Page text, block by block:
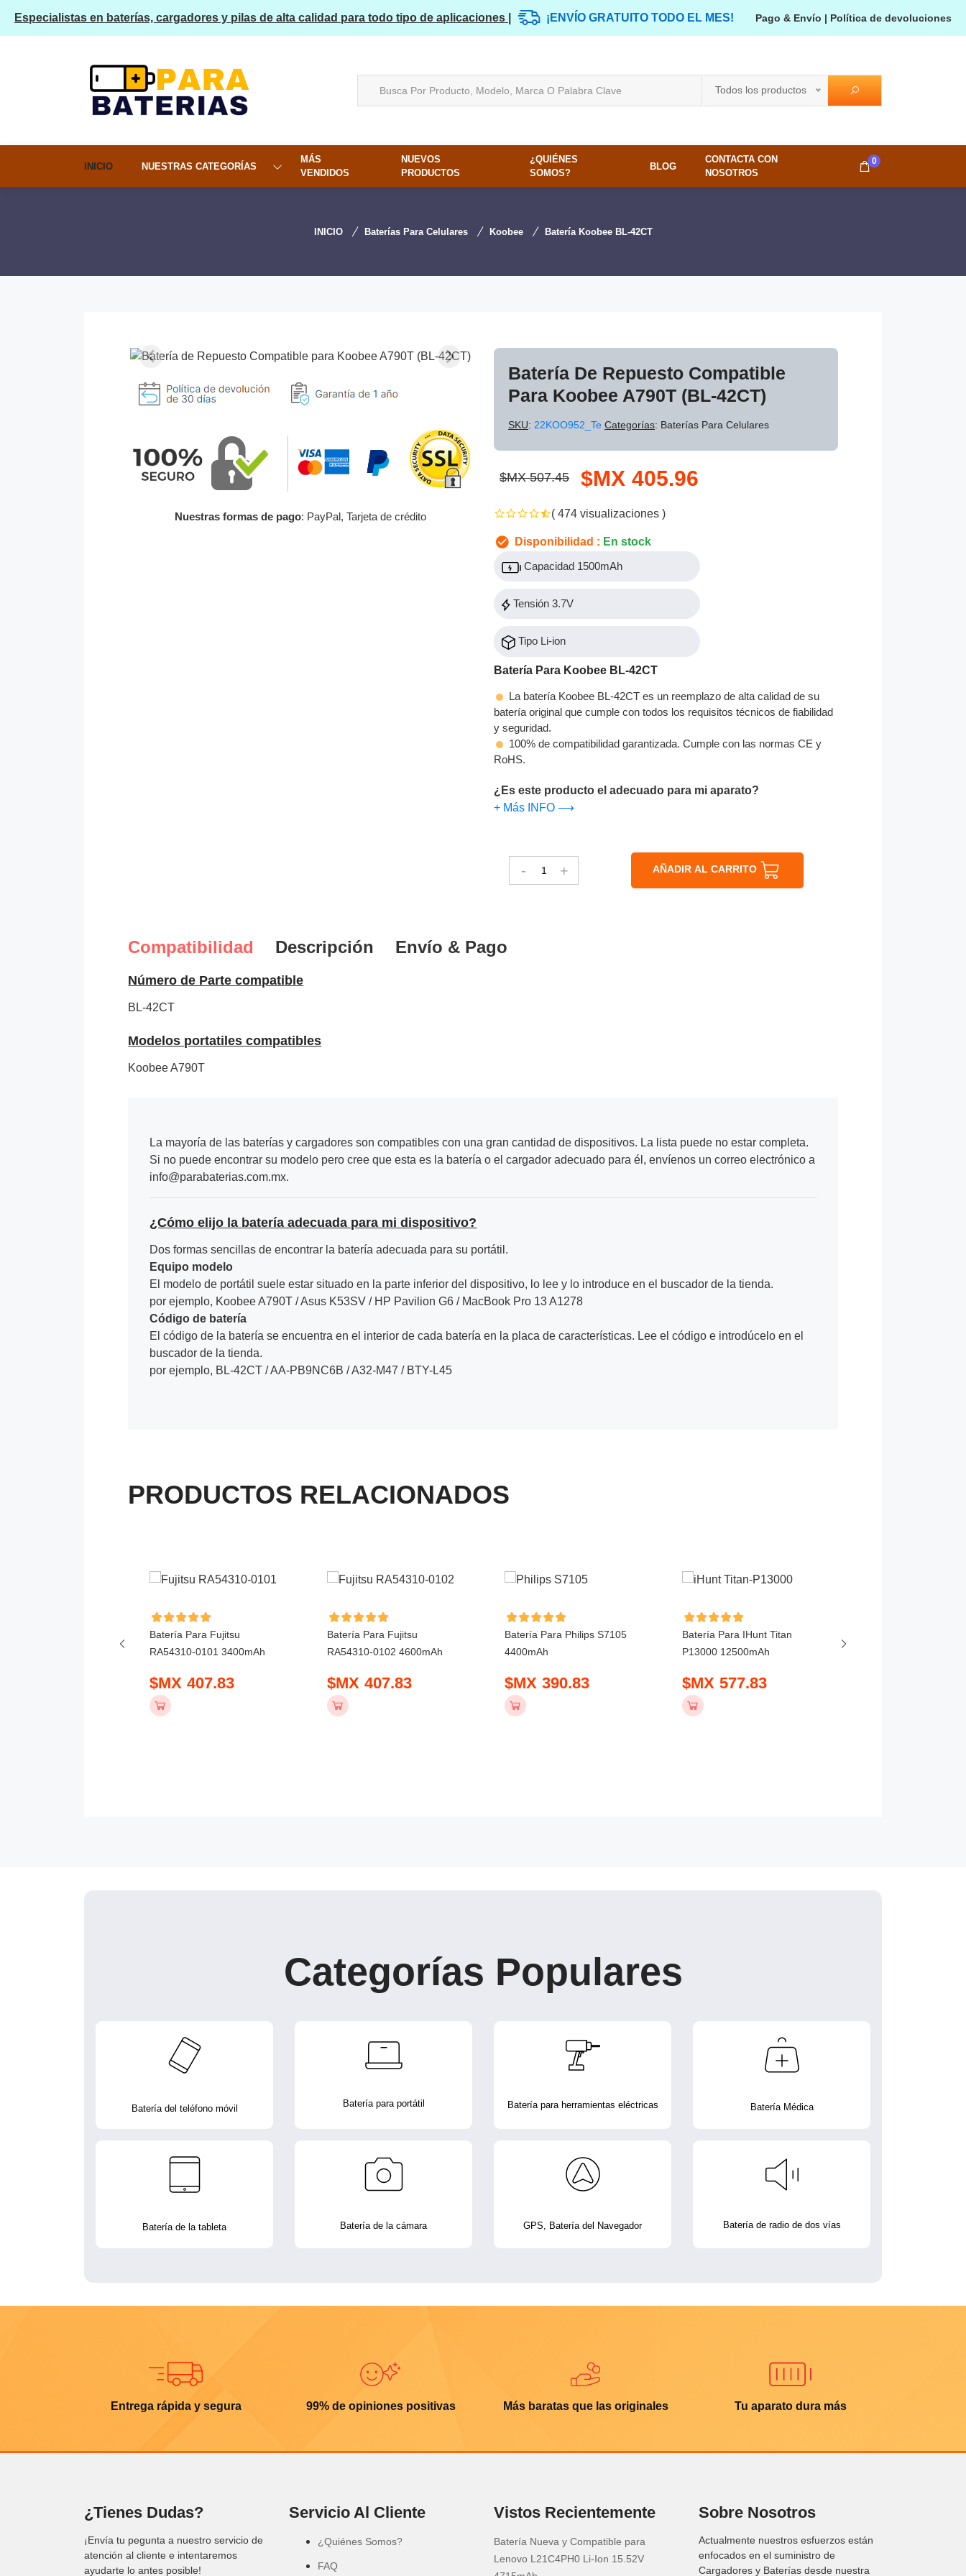
Especialistas en baterías, cargadores y pilas de alta calidad para todo tipo de aplicaciones | ¡ENVÍO GRATUITO TODO EL MES! Pago & Envío | Política de devoluciones
Todos los productos
INICIO NUESTRAS CATEGORÍAS
MÁS
VENDIDOS
NUEVOS
PRODUCTOS
¿QUIÉNES
SOMOS?
BLOG
CONTACTA CON
NOSOTROS
0
INICIO Baterías Para Celulares Koobee Batería Koobee BL-42CT
Nuestras formas de pago: PayPal, Tarjeta de crédito
Batería De Repuesto Compatible
Para Koobee A790T (BL-42CT)
SKU: 22KOO952_Te Categorías: Baterías Para Celulares
$MX 507.45 $MX 405.96
( 474 visualizaciones )
Disponibilidad : En stock
Capacidad 1500mAh
Tensión 3.7V
Tipo Li-ion
Batería Para Koobee BL-42CT
La batería Koobee BL-42CT es un reemplazo de alta calidad de su
batería original que cumple con todos los requisitos técnicos de fiabilidad
y seguridad.
100% de compatibilidad garantizada. Cumple con las normas CE y
RoHS.
¿Es este producto el adecuado para mi aparato?
+ Más INFO ⟶
- + AÑADIR AL CARRITO
Compatibilidad Descripción Envío & Pago
Número de Parte compatible
BL-42CT
Modelos portatiles compatibles
Koobee A790T
La mayoría de las baterías y cargadores son compatibles con una gran cantidad de dispositivos. La lista puede no estar completa.
Si no puede encontrar su modelo pero cree que esta es la batería o el cargador adecuado para él, envíenos un correo electrónico a
info@parabaterias.com.mx.
¿Cómo elijo la batería adecuada para mi dispositivo?
Dos formas sencillas de encontrar la batería adecuada para su portátil.
Equipo modelo
El modelo de portátil suele estar situado en la parte inferior del dispositivo, lo lee y lo introduce en el buscador de la tienda.
por ejemplo, Koobee A790T / Asus K53SV / HP Pavilion G6 / MacBook Pro 13 A1278
Código de batería
El código de la batería se encuentra en el interior de cada batería en la placa de características. Lee el código e introdúcelo en el
buscador de la tienda.
por ejemplo, BL-42CT / AA-PB9NC6B / A32-M47 / BTY-L45
PRODUCTOS RELACIONADOS
Batería Para Fujitsu
RA54310-0101 3400mAh
$MX 407.83
Batería Para Fujitsu
RA54310-0102 4600mAh
$MX 407.83
Batería Para Philips S7105
4400mAh
$MX 390.83
Batería Para IHunt Titan
P13000 12500mAh
$MX 577.83
Categorías Populares
Batería del teléfono móvil Batería para portátil Batería para herramientas eléctricas Batería Médica
Batería de la tableta Batería de la cámara GPS, Batería del Navegador Batería de radio de dos vías
Entrega rápida y segura 99% de opiniones positivas Más baratas que las originales Tu aparato dura más
¿Tienes Dudas?
¡Envía tu pegunta a nuestro servicio de
atención al cliente e intentaremos
ayudarte lo antes posible!
Servicio Al Cliente
¿Quiénes Somos?
FAQ
Vistos Recientemente
Batería Nueva y Compatible para
Lenovo L21C4PH0 Li-Ion 15.52V
Sobre Nosotros
Actualmente nuestros esfuerzos están
enfocados en el suministro de
Cargadores y Baterías desde nuestra